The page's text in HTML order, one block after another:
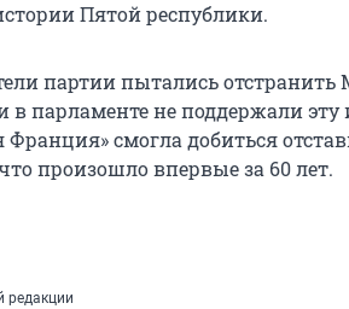
Пятой республики.
партии пытались отстранить
в парламенте не поддержали
смогла добиться
произошло впервые за 60 лет.
редакции